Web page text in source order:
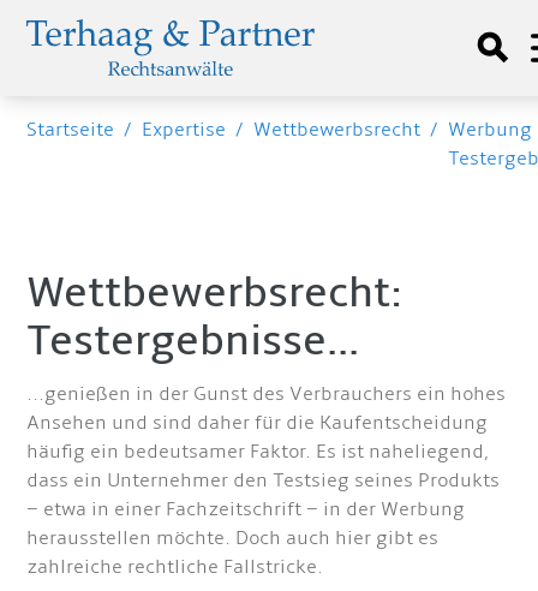
Startseite / Expertise / Wettbewerbsrecht /
Wettbewerbsrecht:
Testergebnisse...
...genießen in der Gunst des Verbrauchers ein hohes
Ansehen und sind daher für die Kaufentscheidung
häufig ein bedeutsamer Faktor. Es ist naheliegend,
dass ein Unternehmer den Testsieg seines Produkts
– etwa in einer Fachzeitschrift – in der Werbung
herausstellen möchte. Doch auch hier gibt es
zahlreiche rechtliche Fallstricke.